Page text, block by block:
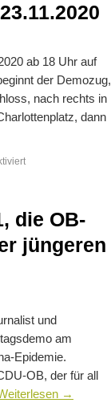
ab 18 Uhr auf
der Demozug,
nach rechts in
dann
die OB-
jüngeren
und
am
Epidemie.
OB, der für all
→